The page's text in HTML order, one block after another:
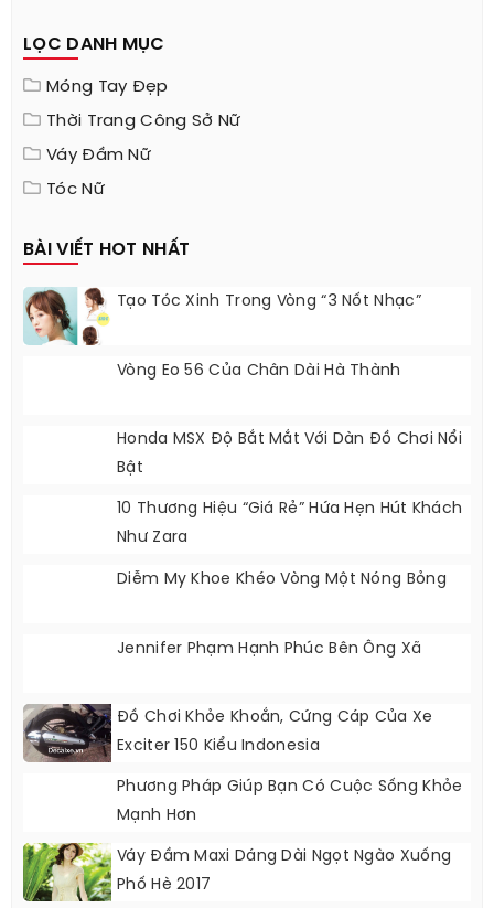
LỌC DANH MỤC
Móng Tay Đẹp
Thời Trang Công Sở Nữ
Váy Đầm Nữ
Tóc Nữ
BÀI VIẾT HOT NHẤT
Tạo Tóc Xinh Trong Vòng “3 Nốt Nhạc”
Vòng Eo 56 Của Chân Dài Hà Thành
Honda MSX Độ Bắt Mắt Với Dàn Đồ Chơi Nổi
Bật
10 Thương Hiệu “giá Rẻ” Hứa Hẹn Hút Khách
Như Zara
Diễm My Khoe Khéo Vòng Một Nóng Bỏng
Jennifer Phạm Hạnh Phúc Bên Ông Xã
Đồ Chơi Khỏe Khoắn, Cứng Cáp Của Xe
Exciter 150 Kiểu Indonesia
Phương Pháp Giúp Bạn Có Cuộc Sống Khỏe
Mạnh Hơn
Váy Đầm Maxi Dáng Dài Ngọt Ngào Xuống
Phố Hè 2017